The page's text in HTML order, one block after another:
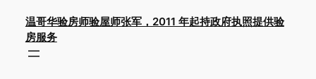
content
温哥华验房师验屋师张军，2011 年起持政府执照提供验
房服务